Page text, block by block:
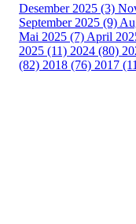
Desember 2025 (3)
September 2025 (9)
Mai 2025 (7) April
2025 (11) 2024 (80)
(82) 2018 (76) 2017